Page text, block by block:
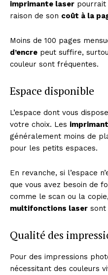
imprimante laser
raison de son coût à la
Moins de 100 pages
d’encre peut suffire,
couleur sont fréquentes.
Espace disponible
L’espace dont vous
votre choix. Les
généralement moins de
pour les petits espaces.
En revanche, si l’espace
que vous avez besoin de
comme le scan ou la
multifonctions laser sont
Qualité des
Pour des impressions
nécessitant des couleurs